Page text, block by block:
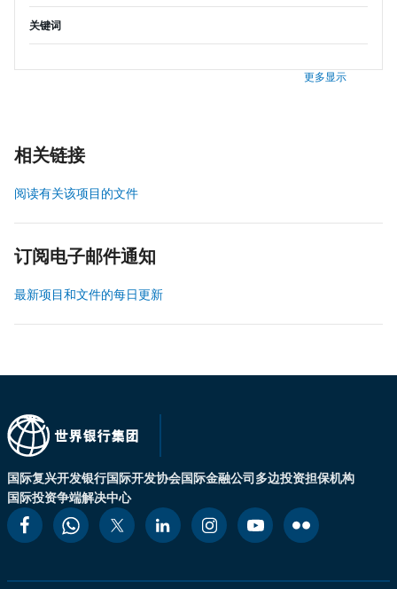
关键词
更多显示
相关链接
阅读有关该项目的文件
订阅电子邮件通知
最新项目和文件的每日更新
国际复兴开发银行国际开发协会国际金融公司多边投资担保机构
国际投资争端解决中心